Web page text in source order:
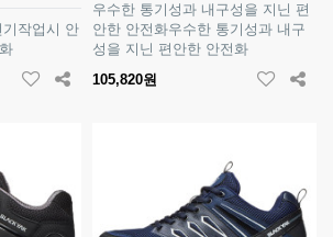
작업시 안
우수한 통기성과 내구성을 지닌 편
안한 안전화우수한 통기성과 내구
성을 지닌 편안한 안전화
105,820원